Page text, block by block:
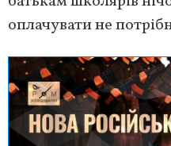
оплачувати не